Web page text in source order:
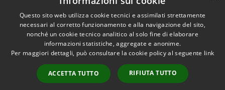
Accessibilità
Privacy
Mappa del sito
Copyright © 2026 • Città di
Montecchio Maggiore •
Powered byMunicipium •
Accesso redazione
Questo sito web utilizza cookie tecnici e assimilati strettamente
necessari al corretto funzionamento e alla navigazione del sito,
nonché un cookie tecnico analitico al solo fine di elaborare
informazioni statistiche, aggregate e anonime.
Per maggiori dettagli, può consultare la cookie policy al seguente link
ACCETTA TUTTO RIFIUTA TUTTO